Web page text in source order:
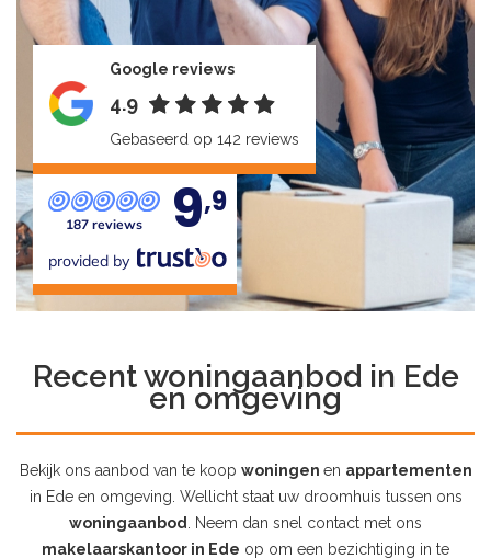
Google reviews
4.9
Gebaseerd op 142 reviews
187 reviews 9,9
provided by
Recent woningaanbod in Ede
en omgeving
Bekijk ons aanbod van te koop woningen en appartementen
in Ede en omgeving. Wellicht staat uw droomhuis tussen ons
woningaanbod . Neem dan snel contact met ons
makelaarskantoor in Ede op om een bezichtiging in te